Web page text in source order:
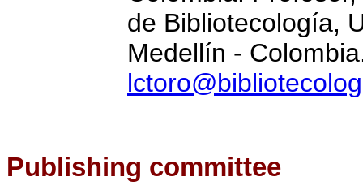
de Bibliotecología,
Medellín -
Publishing committee